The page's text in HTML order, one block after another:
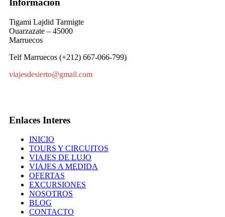
Información
Tigami Lajdid Tarmigte
Ouarzazate – 45000
Marruecos
Telf Marruecos (+212) 667-066-799)
viajesdesierto@gmail.com
Enlaces Interes
INICIO
TOURS Y CIRCUITOS
VIAJES DE LUJO
VIAJES A MEDIDA
OFERTAS
EXCURSIONES
NOSOTROS
BLOG
CONTACTO